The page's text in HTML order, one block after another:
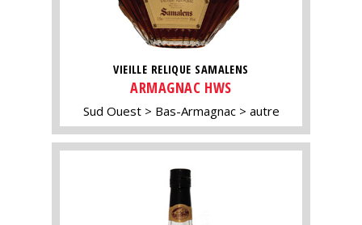
VIEILLE RELIQUE SAMALENS
ARMAGNAC HWS
Sud Ouest Bas-Armagnac autre